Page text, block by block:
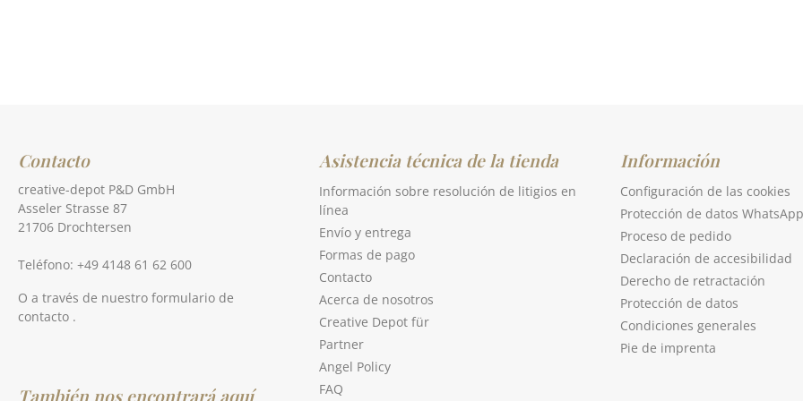
Contacto
creative-depot P&D GmbH
Asseler Strasse 87
21706 Drochtersen
Teléfono: +49 4148 61 62 600
O a través de nuestro formulario de
contacto .
También nos encontrará aquí
Asistencia técnica de la tienda
Información sobre resolución de litigios en
línea
Envío y entrega
Formas de pago
Contacto
Acerca de nosotros
Creative Depot für
Partner
Angel Policy
FAQ
Información
Configuración de las cookies
Protección de datos WhatsApp
Proceso de pedido
Declaración de accesibilidad
Derecho de retractación
Protección de datos
Condiciones generales
Pie de imprenta